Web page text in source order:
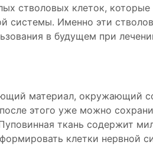
стволовых клеток,
системы. Именно эти
в будущем при
материал, окружающий
этого уже можно
ткань содержит
клетки нервной